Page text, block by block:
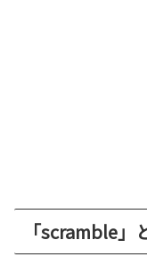
「scramble